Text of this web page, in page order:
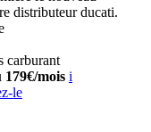
distributeur ducati.
carburant
mois i
le